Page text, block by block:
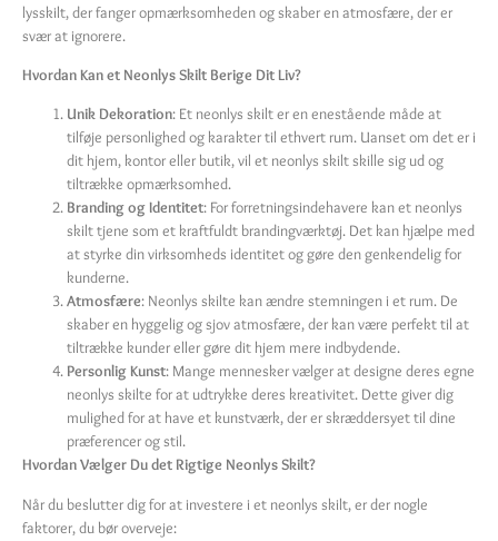
lysskilt, der fanger opmærksomheden og skaber en atmosfære, der er
svær at ignorere.
Hvordan Kan et Neonlys Skilt Berige Dit Liv?
Unik Dekoration: Et neonlys skilt er en enestående måde at
tilføje personlighed og karakter til ethvert rum. Uanset om det er i
dit hjem, kontor eller butik, vil et neonlys skilt skille sig ud og
tiltrække opmærksomhed.
Branding og Identitet: For forretningsindehavere kan et neonlys
skilt tjene som et kraftfuldt brandingværktøj. Det kan hjælpe med
at styrke din virksomheds identitet og gøre den genkendelig for
kunderne.
Atmosfære: Neonlys skilte kan ændre stemningen i et rum. De
skaber en hyggelig og sjov atmosfære, der kan være perfekt til at
tiltrække kunder eller gøre dit hjem mere indbydende.
Personlig Kunst: Mange mennesker vælger at designe deres egne
neonlys skilte for at udtrykke deres kreativitet. Dette giver dig
mulighed for at have et kunstværk, der er skræddersyet til dine
præferencer og stil.
Hvordan Vælger Du det Rigtige Neonlys Skilt?
Når du beslutter dig for at investere i et neonlys skilt, er der nogle
faktorer, du bør overveje: